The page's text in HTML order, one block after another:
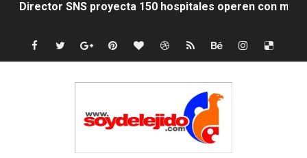
Profesora muere en accidente mientras viajaba junto
Indomet vaticina lluvias dispersa para este lunes
Lionel Messi y su familia despiden a su padre Jorge
SNS fortalece servicios diagnósticos en centros de